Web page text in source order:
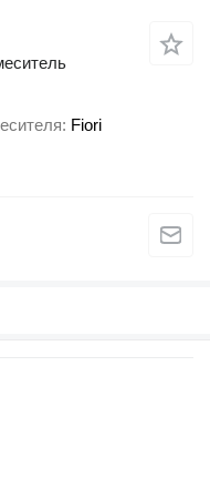
Fiori